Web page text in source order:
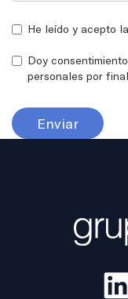
He leído y acepto
Doy
personales por
Enviar